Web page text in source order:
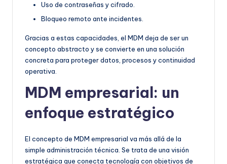
Uso de contraseñas y cifrado.
Bloqueo remoto ante incidentes.
Gracias a estas capacidades, el MDM deja de ser un
concepto abstracto y se convierte en una solución
concreta para proteger datos, procesos y continuidad
operativa.
MDM empresarial: un
enfoque estratégico
El concepto de MDM empresarial va más allá de la
simple administración técnica. Se trata de una visión
estratégica que conecta tecnología con objetivos de